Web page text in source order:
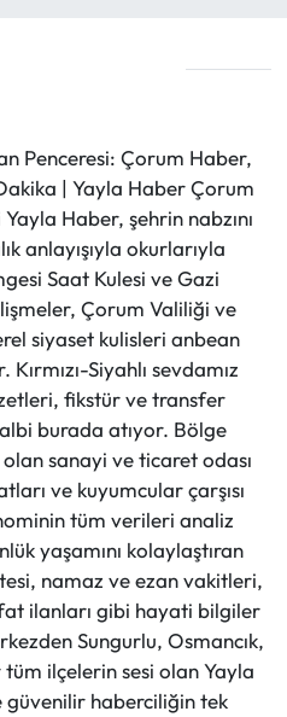
Penceresi: Çorum Haber,
| Yayla Haber Çorum
Yayla Haber, şehrin nabzını
anlayışıyla okurlarıyla
Saat Kulesi ve Gazi
Çorum Valiliği ve
siyaset kulisleri anbean
Kırmızı-Siyahlı sevdamız
fikstür ve transfer
burada atıyor. Bölge
sanayi ve ticaret odası
ve kuyumcular çarşısı
tüm verileri analiz
yaşamını kolaylaştıran
namaz ve ezan vakitleri,
ilanları gibi hayati bilgiler
Sungurlu, Osmancık,
ilçelerin sesi olan Yayla
güvenilir haberciliğin tek